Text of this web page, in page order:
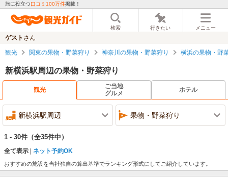
旅に役立つ口コミ100万件掲載！
検索 行きたい メニュー
ゲスト さん
観光 関東の果物・野菜狩り 神奈川の果物・野菜狩り 横浜の果物・野
新横浜駅周辺の果物・野菜狩り
観光
ご当地
グルメ
ホテル
新横浜駅周辺 果物・野菜狩り
1 - 30件 （全35件中）
全て表示 ネット予約OK
おすすめの施設を当社独自の算出基準でランキング形式にしてご紹介しています。